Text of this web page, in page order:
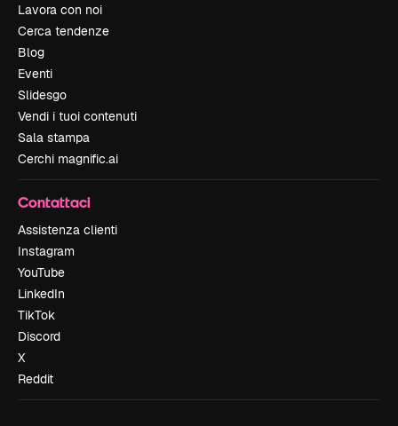
Lavora con noi
Cerca tendenze
Blog
Eventi
Slidesgo
Vendi i tuoi contenuti
Sala stampa
Cerchi magnific.ai
Contattaci
Assistenza clienti
Instagram
YouTube
LinkedIn
TikTok
Discord
X
Reddit